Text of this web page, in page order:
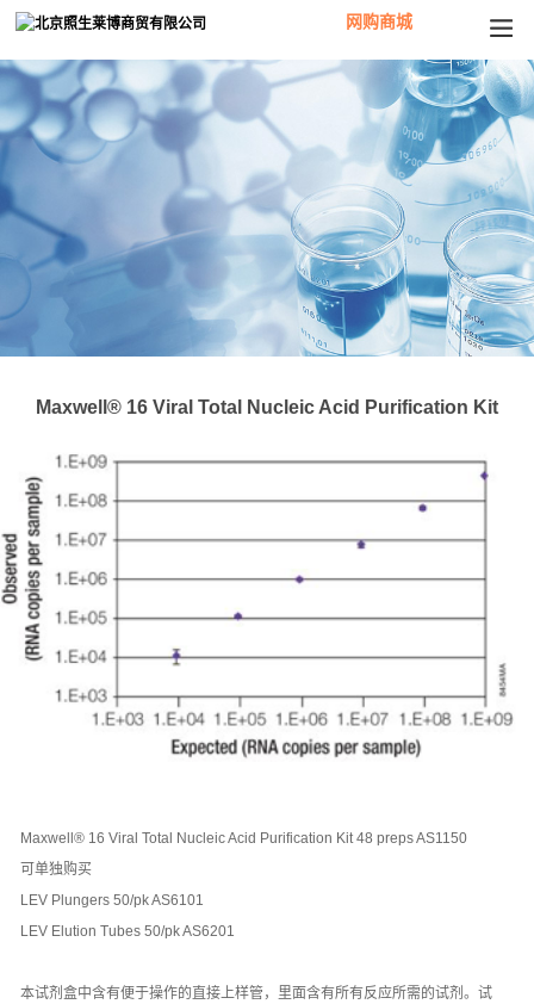
网购商城
Maxwell® 16 Viral Total Nucleic Acid Purification Kit
Maxwell® 16 Viral Total Nucleic Acid Purification Kit 48 preps AS1150
可单独购买
LEV Plungers 50/pk AS6101
LEV Elution Tubes 50/pk AS6201
本试剂盒中含有便于操作的直接上样管，里面含有所有反应所需的试剂。试